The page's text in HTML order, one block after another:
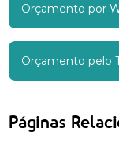
Orçamento por
Orçamento pelo
Páginas